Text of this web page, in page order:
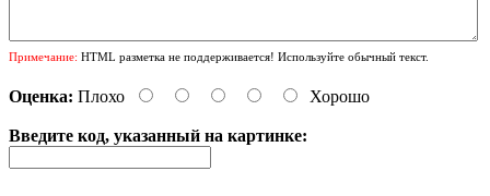
Примечание: HTML разметка не поддерживается! Используйте обычный текст.
Оценка: Плохо Хорошо
Введите код, указанный на картинке: